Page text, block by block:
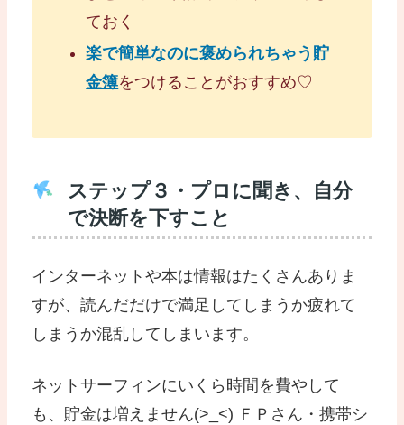
ておく
楽で簡単なのに褒められちゃう貯
金簿をつけることがおすすめ♡
ステップ３・プロに聞き、自分
で決断を下すこと
インターネットや本は情報はたくさんありま
すが、読んだだけで満足してしまうか疲れて
しまうか混乱してしまいます。
ネットサーフィンにいくら時間を費やして
も、貯金は増えません(>_<) ＦＰさん・携帯シ